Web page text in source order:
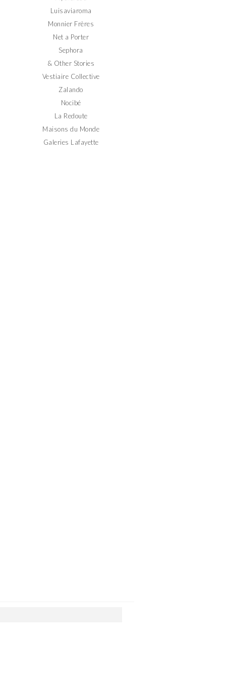
Luisaviaroma
Monnier Frères
Net a Porter
Sephora
& Other Stories
Vestiaire Collective
Zalando
Nocibé
La Redoute
Maisons du Monde
Galeries Lafayette